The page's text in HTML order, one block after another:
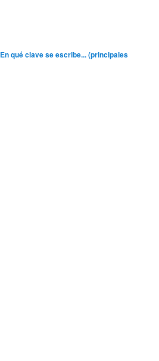
En qué clave se escribe... (principales